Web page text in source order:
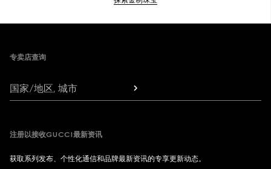
Footer
专卖店查询
国家/地区, 城市
注册以接收GUCCI最新资讯
获取系列发布、个性化通信和品牌最新资讯的专享更新动态。